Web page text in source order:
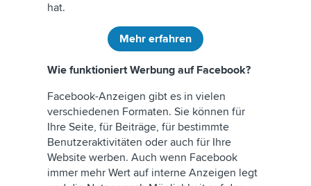
hat.
Mehr erfahren
Wie funktioniert Werbung auf Facebook?
Facebook-Anzeigen gibt es in vielen
verschiedenen Formaten. Sie können für
Ihre Seite, für Beiträge, für bestimmte
Benutzeraktivitäten oder auch für Ihre
Website werben. Auch wenn Facebook
immer mehr Wert auf interne Anzeigen legt